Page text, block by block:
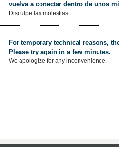
vuelva a conectar dentro de unos
Disculpe las molestias.
For temporary technical reasons,
Please try again in a few minutes.
We apologize for any inconvenience.